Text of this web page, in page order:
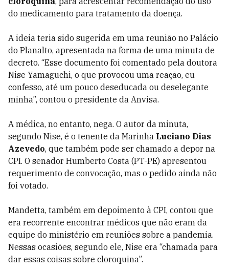
do medicamento para tratamento da doença.
A ideia teria sido sugerida em uma reunião no Palácio
do Planalto, apresentada na forma de uma minuta de
decreto. “Esse documento foi comentado pela doutora
Nise Yamaguchi, o que provocou uma reação, eu
confesso, até um pouco deseducada ou deselegante
minha”, contou o presidente da Anvisa.
A médica, no entanto, nega. O autor da minuta,
segundo Nise, é o tenente da Marinha Luciano Dias
Azevedo, que também pode ser chamado a depor na
CPI. O senador Humberto Costa (PT-PE) apresentou
requerimento de convocação, mas o pedido ainda não
foi votado.
Mandetta, também em depoimento à CPI, contou que
era recorrente encontrar médicos que não eram da
equipe do ministério em reuniões sobre a pandemia.
Nessas ocasiões, segundo ele, Nise era “chamada para
dar essas coisas sobre cloroquina”.